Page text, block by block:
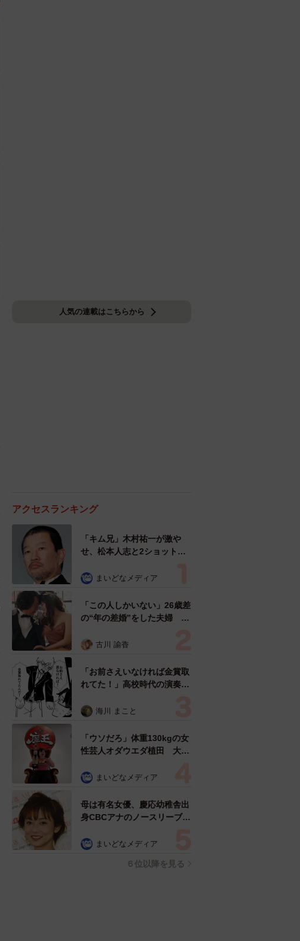
人気の連載はこちらから
アクセスランキング
「キム兄」木村祐一が激や
せ、松本人志と2ショット
「テキヤの兄さん」
まいどなメディア
「この人しかいない」26歳差
の“年の差婚”をした夫婦 出
た？ 今の思いを聞いた
古川 諭香
「お前さえいなければ金賞取
れてた！」高校時代の演奏会
生は楽器修理職人に 10年後
ぬ申し出【漫画】
海川 まこと
「ウソだろ」体重130kgの女
性芸人オダウエダ植田 大学
で」 まいどなメディア
母は有名女優、慶応幼稚舎出
身CBCアナのノースリーブ姿
る」「天使の笑顔」
まいどなメディア
６位以降を見る